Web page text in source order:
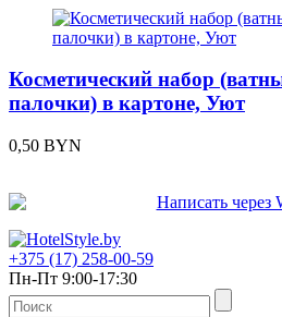
Косметический набор
палочки) в картоне, Уют
0,50 BYN
+375 (17) 258-00-59
Пн-Пт 9:00-17:30